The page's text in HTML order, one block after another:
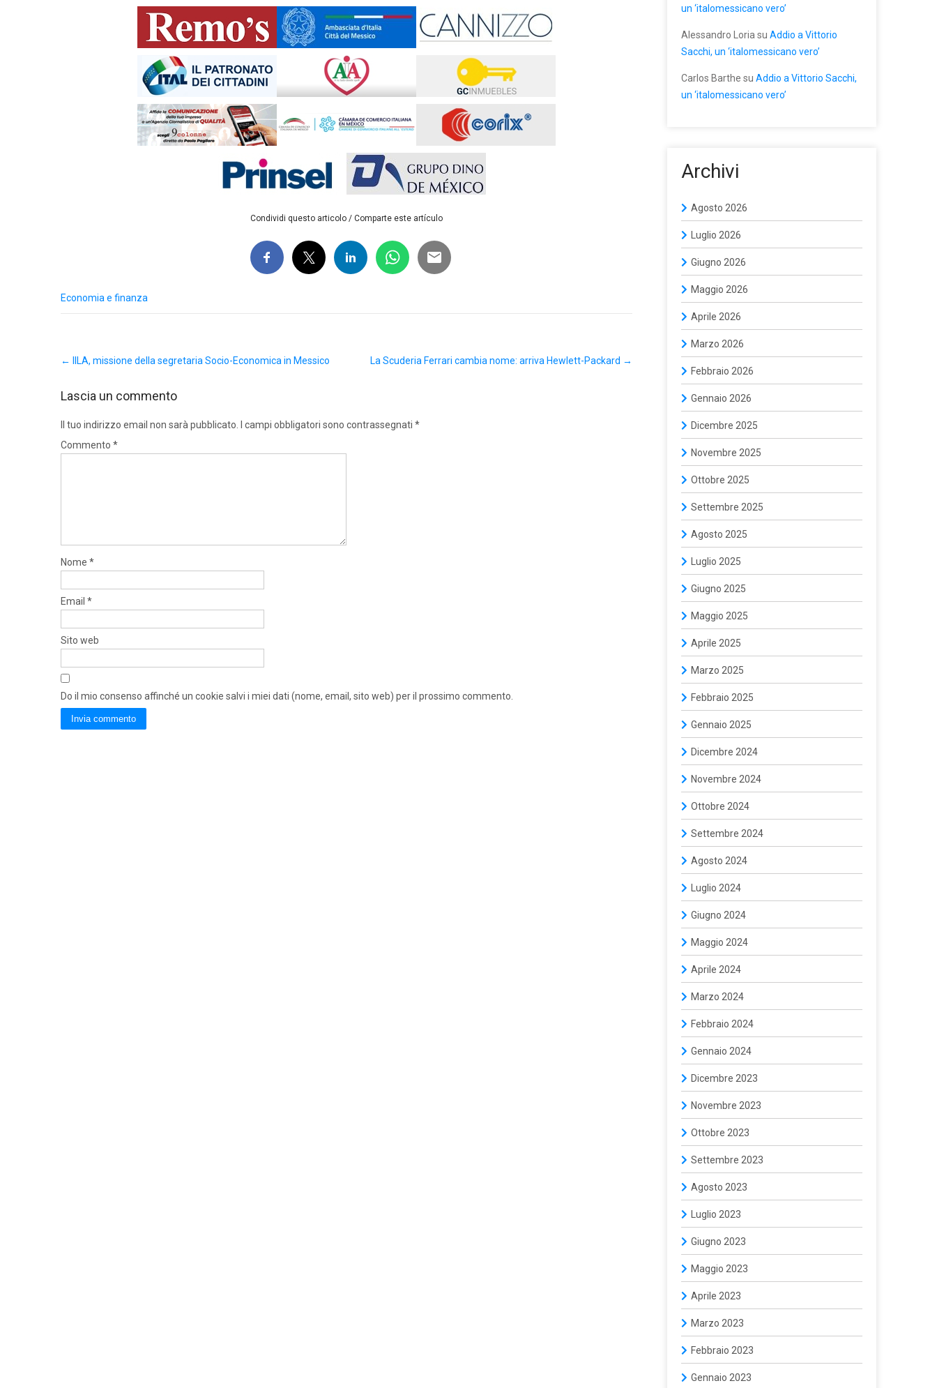
Condividi questo articolo / Comparte este artículo
Economia e finanza
navigation
← IILA, missione della segretaria Socio-Economica in Messico La Scuderia Ferrari cambia nome: arriva Hewlett-Packard →
Lascia un commento
Il tuo indirizzo email non sarà pubblicato. I campi obbligatori sono contrassegnati *
Commento *
Nome *
Email *
Sito web
Do il mio consenso affinché un cookie salvi i miei dati (nome, email, sito web) per il prossimo commento.
un ‘italomessicano vero’
Alessandro Loria su Addio a Vittorio
Sacchi, un ‘italomessicano vero’
Carlos Barthe su Addio a Vittorio Sacchi,
un ‘italomessicano vero’
Archivi
Agosto 2026
Luglio 2026
Giugno 2026
Maggio 2026
Aprile 2026
Marzo 2026
Febbraio 2026
Gennaio 2026
Dicembre 2025
Novembre 2025
Ottobre 2025
Settembre 2025
Agosto 2025
Luglio 2025
Giugno 2025
Maggio 2025
Aprile 2025
Marzo 2025
Febbraio 2025
Gennaio 2025
Dicembre 2024
Novembre 2024
Ottobre 2024
Settembre 2024
Agosto 2024
Luglio 2024
Giugno 2024
Maggio 2024
Aprile 2024
Marzo 2024
Febbraio 2024
Gennaio 2024
Dicembre 2023
Novembre 2023
Ottobre 2023
Settembre 2023
Agosto 2023
Luglio 2023
Giugno 2023
Maggio 2023
Aprile 2023
Marzo 2023
Febbraio 2023
Gennaio 2023